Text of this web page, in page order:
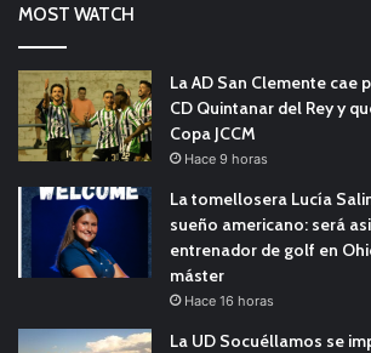
MOST WATCH
La AD San Clemente cae
CD Quintanar del Rey y
Copa JCCM
Hace 9 horas
La tomellosera Lucía
sueño americano: será
entrenador de golf en
máster
Hace 16 horas
La UD Socuéllamos se